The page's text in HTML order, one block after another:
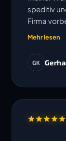
speditiv
Firma
ihre
Mehr lesen
GK